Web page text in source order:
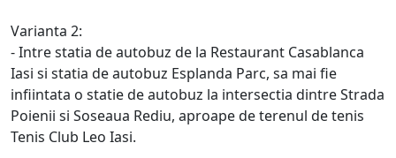
Varianta 2:
- Intre statia de autobuz de la Restaurant Casablanca
Iasi si statia de autobuz Esplanda Parc, sa mai fie
infiintata o statie de autobuz la intersectia dintre Strada
Poienii si Soseaua Rediu, aproape de terenul de tenis
Tenis Club Leo Iasi.